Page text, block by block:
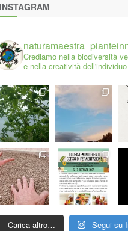
Crediamo nella biodiversità
e nella creatività dell'individuo
Carica altro… Segui su